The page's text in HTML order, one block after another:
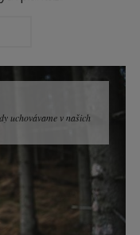
uchovávame v našich